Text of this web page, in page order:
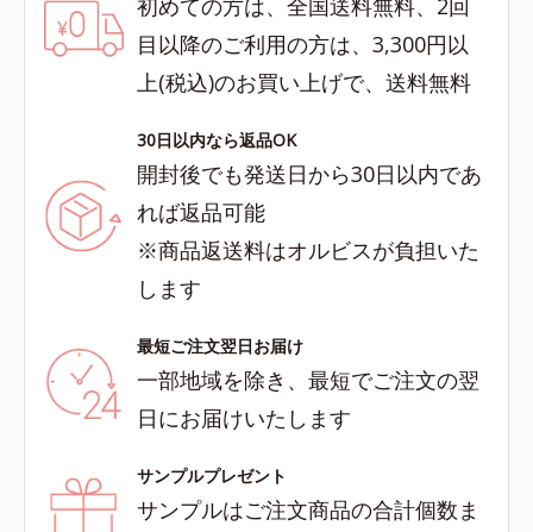
初めての方は、全国送料無料、2回
目以降のご利用の方は、3,300円以
上(税込)のお買い上げで、送料無料
30日以内なら返品OK
開封後でも発送日から30日以内であ
れば返品可能
※商品返送料はオルビスが負担いた
します
最短ご注文翌日お届け
一部地域を除き、最短でご注文の翌
日にお届けいたします
サンプルプレゼント
サンプルはご注文商品の合計個数ま